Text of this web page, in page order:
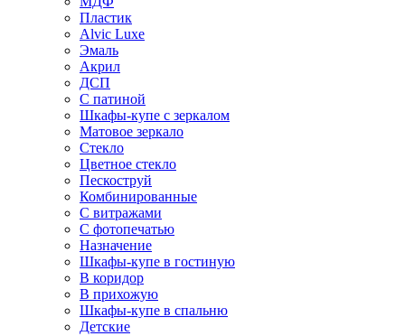
Пластик
Alvic Luxe
Эмаль
Акрил
ДСП
С патиной
Шкафы-купе с зеркалом
Матовое зеркало
Стекло
Цветное стекло
Пескоструй
Комбинированные
С витражами
С фотопечатью
Назначение
Шкафы-купе в гостиную
В коридор
В прихожую
Шкафы-купе в спальню
Детские